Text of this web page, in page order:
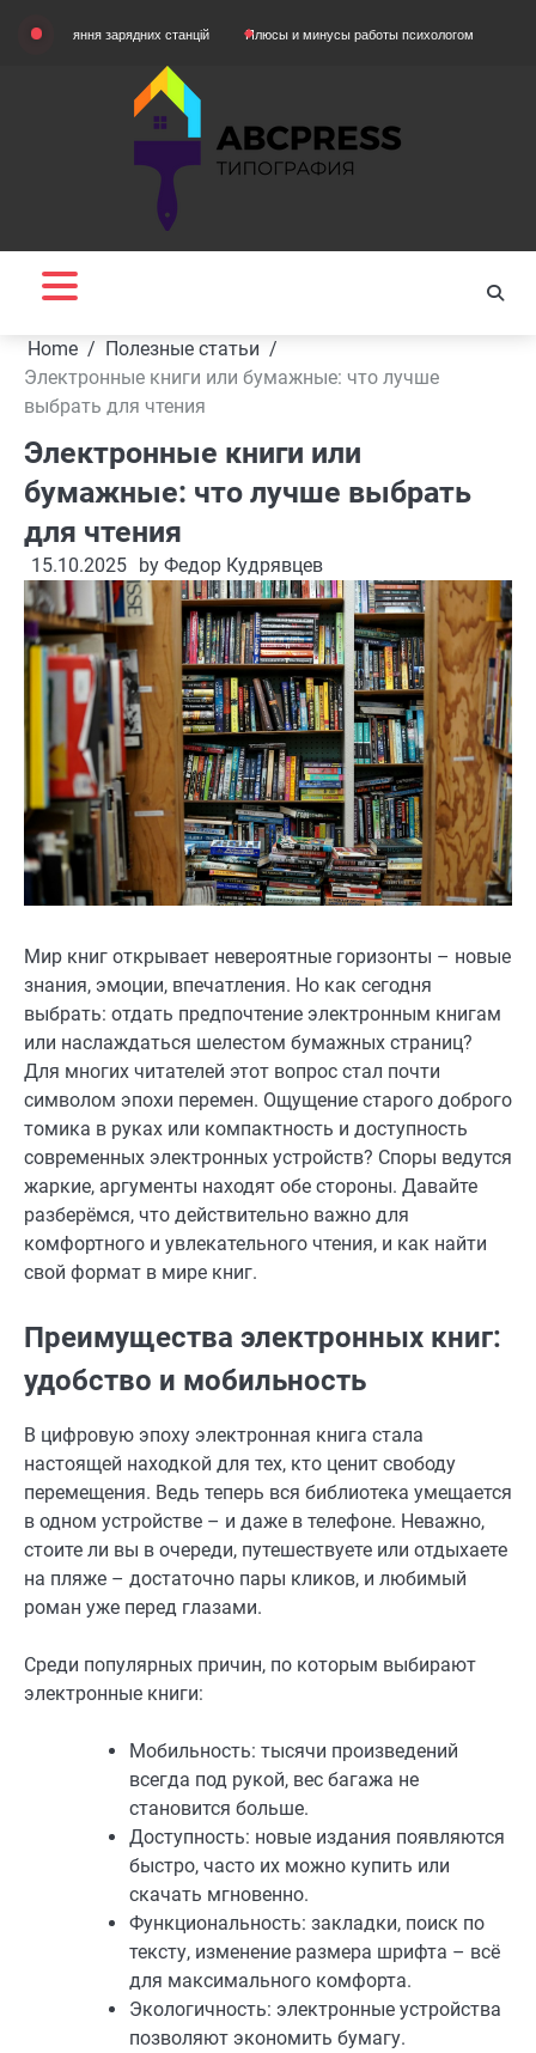
зарядних станцій Плюсы и минусы работы психологом Домашняя
Home
Полезные статьи
Электронные книги или бумажные: что лучше
выбрать для чтения
Электронные книги или
бумажные: что лучше выбрать
для чтения
15.10.2025 by Федор Кудрявцев
Мир книг открывает невероятные горизонты – новые
знания, эмоции, впечатления. Но как сегодня
выбрать: отдать предпочтение электронным книгам
или наслаждаться шелестом бумажных страниц?
Для многих читателей этот вопрос стал почти
символом эпохи перемен. Ощущение старого доброго
томика в руках или компактность и доступность
современных электронных устройств? Споры ведутся
жаркие, аргументы находят обе стороны. Давайте
разберёмся, что действительно важно для
комфортного и увлекательного чтения, и как найти
свой формат в мире книг.
Преимущества электронных книг:
удобство и мобильность
В цифровую эпоху электронная книга стала
настоящей находкой для тех, кто ценит свободу
перемещения. Ведь теперь вся библиотека умещается
в одном устройстве – и даже в телефоне. Неважно,
стоите ли вы в очереди, путешествуете или отдыхаете
на пляже – достаточно пары кликов, и любимый
роман уже перед глазами.
Среди популярных причин, по которым выбирают
электронные книги:
Мобильность: тысячи произведений
всегда под рукой, вес багажа не
становится больше.
Доступность: новые издания появляются
быстро, часто их можно купить или
скачать мгновенно.
Функциональность: закладки, поиск по
тексту, изменение размера шрифта – всё
для максимального комфорта.
Экологичность: электронные устройства
позволяют экономить бумагу.